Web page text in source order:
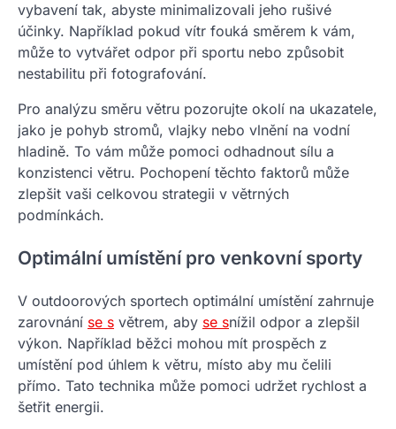
vybavení tak, abyste minimalizovali jeho rušivé
účinky. Například pokud vítr fouká směrem k vám,
může to vytvářet odpor při sportu nebo způsobit
nestabilitu při fotografování.
Pro analýzu směru větru pozorujte okolí na ukazatele,
jako je pohyb stromů, vlajky nebo vlnění na vodní
hladině. To vám může pomoci odhadnout sílu a
konzistenci větru. Pochopení těchto faktorů může
zlepšit vaši celkovou strategii v větrných
podmínkách.
Optimální umístění pro venkovní sporty
V outdoorových sportech optimální umístění zahrnuje
zarovnání se s větrem, aby se snížil odpor a zlepšil
výkon. Například běžci mohou mít prospěch z
umístění pod úhlem k větru, místo aby mu čelili
přímo. Tato technika může pomoci udržet rychlost a
šetřit energii.